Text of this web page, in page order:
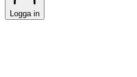
Logga in